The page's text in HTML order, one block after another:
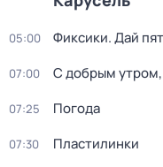
05:00 Фиксики. Дай
07:00 С добрым
07:25 Погода
07:30 Пластилинки